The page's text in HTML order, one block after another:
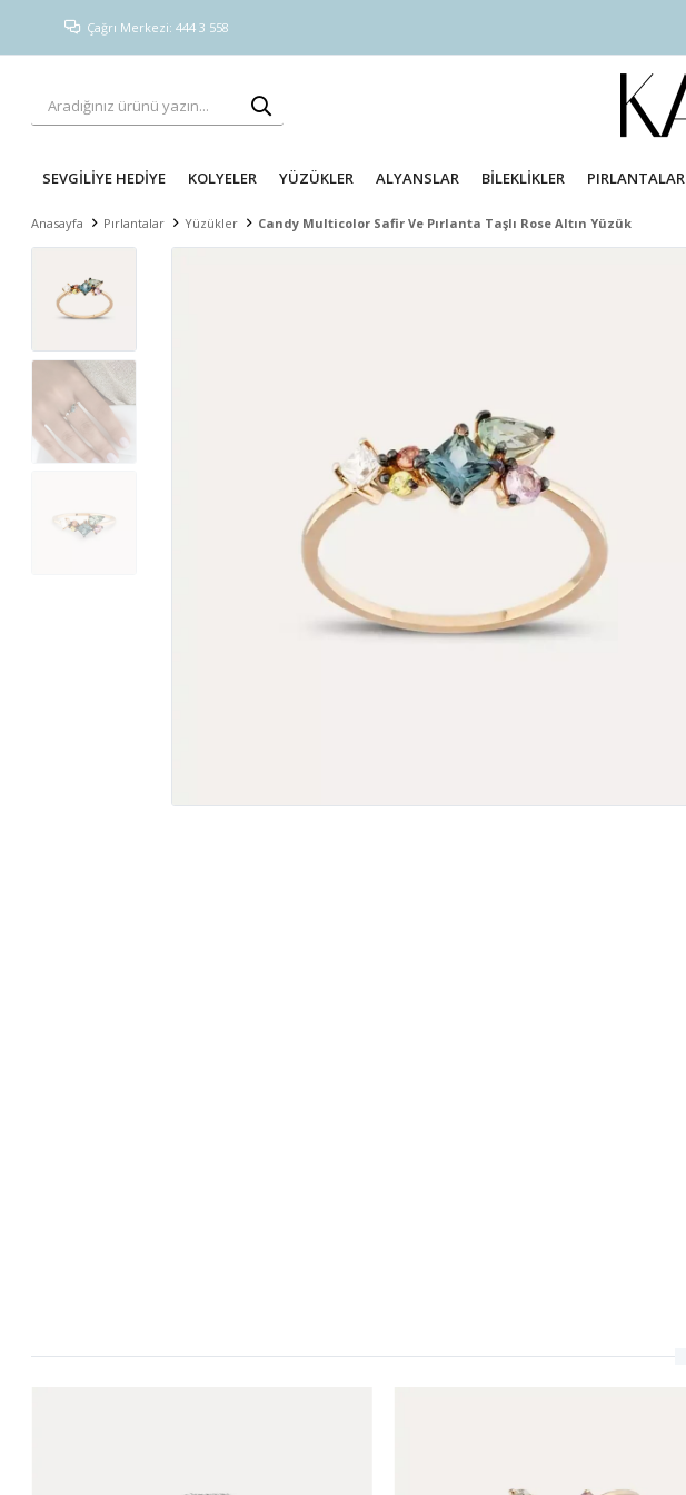
Çağrı Merkezi: 444 3 558
SEVGİLİYE HEDİYE KOLYELER YÜZÜKLER ALYANSLAR BİLEKLİKLER PIRLANTALAR
Anasayfa Pırlantalar Yüzükler Candy Multicolor Safir Ve Pırlanta Taşlı Rose Altın Yüzük